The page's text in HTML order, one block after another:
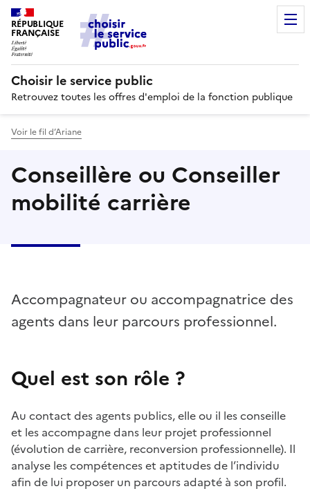
RÉPUBLIQUE
FRANÇAISE
Choisir le service public
Retrouvez toutes les offres d'emploi de la fonction publique
Voir le fil d’Ariane
Conseillère ou Conseiller
mobilité carrière
Accompagnateur ou accompagnatrice des
agents dans leur parcours professionnel.
Quel est son rôle ?
Au contact des agents publics, elle ou il les conseille
et les accompagne dans leur projet professionnel
(évolution de carrière, reconversion professionnelle). Il
analyse les compétences et aptitudes de l’individu
afin de lui proposer un parcours adapté à son profil.